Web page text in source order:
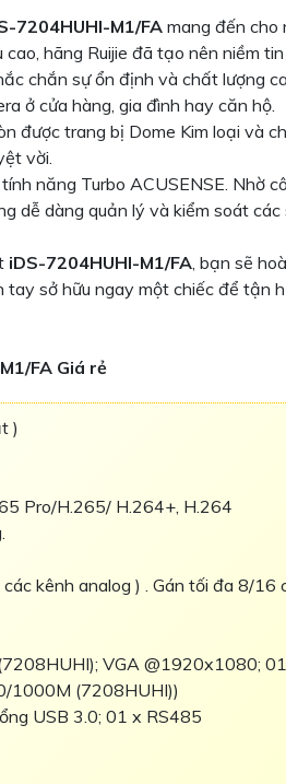
7204HUHI-M1/FAmang đến cho
hãng Ruijie đã tạo nên niềm tin
chắn sự ổn định và chất lượng
ở cửa hàng, gia đình hay căn hộ.
được trang bị Dome Kim loại và
vời.
năng Turbo ACUSENSE. Nhờ
dễ dàng quản lý và kiểm soát
iDS-7204HUHI-M1/FA , bạn sẽ
sở hữu ngay một chiếc để tận
FA Giá rẻ
)
Pro/H.265/ H.264+, H.264
kênh analog ) . Gán tối đa 8/16
VGA @1920x1080;
1000M (7208HUHI))
USB 3.0; 01 x RS485